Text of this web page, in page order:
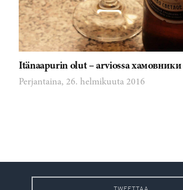
Itänaapurin olut – arviossa
Perjantaina, 26. helmikuuta 2016